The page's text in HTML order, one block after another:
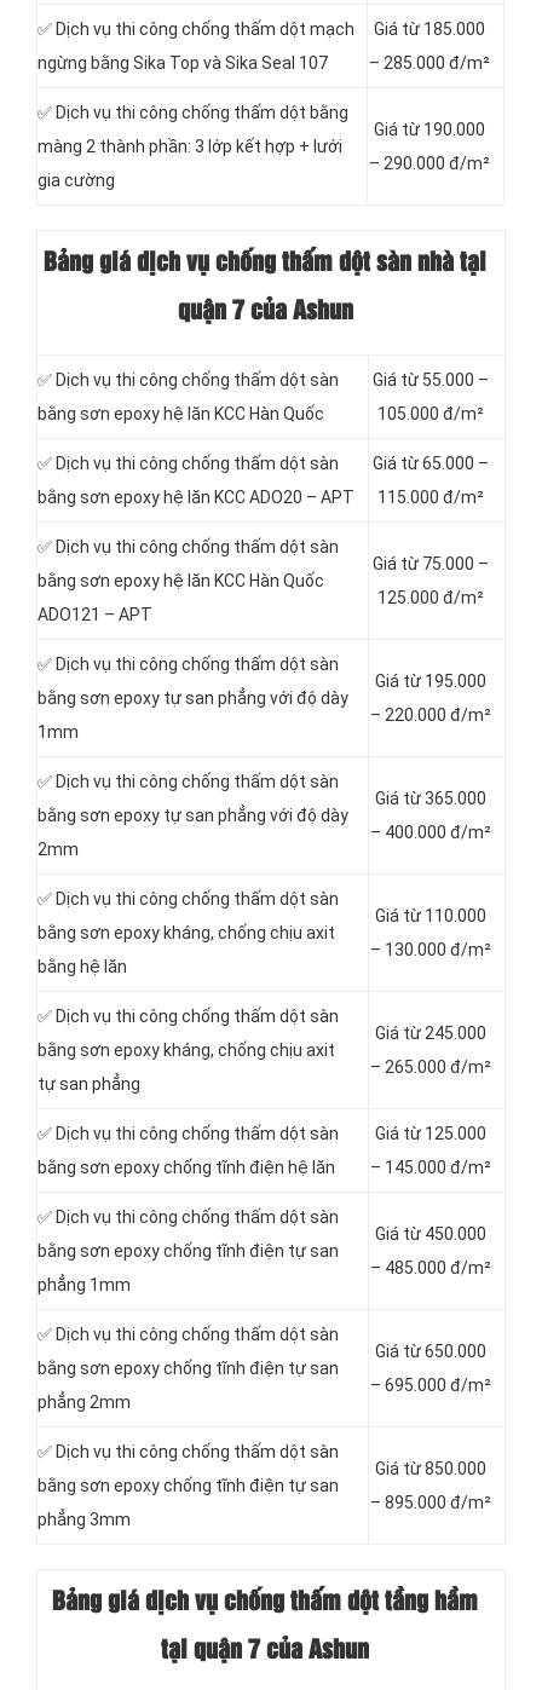
✅ Dịch vụ thi công chống thấm dột mạch
ngừng bằng Sika Top và Sika Seal 107
Giá từ 185.000
– 285.000 đ/m²
✅ Dịch vụ thi công chống thấm dột bằng
màng 2 thành phần: 3 lớp kết hợp + lưới
gia cường
Giá từ 190.000
– 290.000 đ/m²
Bảng giá dịch vụ chống thấm dột sàn nhà tại
quận 7 của Ashun
✅ Dịch vụ thi công chống thấm dột sàn
bằng sơn epoxy hệ lăn KCC Hàn Quốc
Giá từ 55.000 –
105.000 đ/m²
✅ Dịch vụ thi công chống thấm dột sàn
bằng sơn epoxy hệ lăn KCC ADO20 – APT
Giá từ 65.000 –
115.000 đ/m²
✅ Dịch vụ thi công chống thấm dột sàn
bằng sơn epoxy hệ lăn KCC Hàn Quốc
ADO121 – APT
Giá từ 75.000 –
125.000 đ/m²
✅ Dịch vụ thi công chống thấm dột sàn
bằng sơn epoxy tự san phẳng với độ dày
1mm
Giá từ 195.000
– 220.000 đ/m²
✅ Dịch vụ thi công chống thấm dột sàn
bằng sơn epoxy tự san phẳng với độ dày
2mm
Giá từ 365.000
– 400.000 đ/m²
✅ Dịch vụ thi công chống thấm dột sàn
bằng sơn epoxy kháng, chống chịu axit
bằng hệ lăn
Giá từ 110.000
– 130.000 đ/m²
✅ Dịch vụ thi công chống thấm dột sàn
bằng sơn epoxy kháng, chống chịu axit
tự san phẳng
Giá từ 245.000
– 265.000 đ/m²
✅ Dịch vụ thi công chống thấm dột sàn
bằng sơn epoxy chống tĩnh điện hệ lăn
Giá từ 125.000
– 145.000 đ/m²
✅ Dịch vụ thi công chống thấm dột sàn
bằng sơn epoxy chống tĩnh điện tự san
phẳng 1mm
Giá từ 450.000
– 485.000 đ/m²
✅ Dịch vụ thi công chống thấm dột sàn
bằng sơn epoxy chống tĩnh điện tự san
phẳng 2mm
Giá từ 650.000
– 695.000 đ/m²
✅ Dịch vụ thi công chống thấm dột sàn
bằng sơn epoxy chống tĩnh điện tự san
phẳng 3mm
Giá từ 850.000
– 895.000 đ/m²
Bảng giá dịch vụ chống thấm dột tầng hầm
tại quận 7 của Ashun